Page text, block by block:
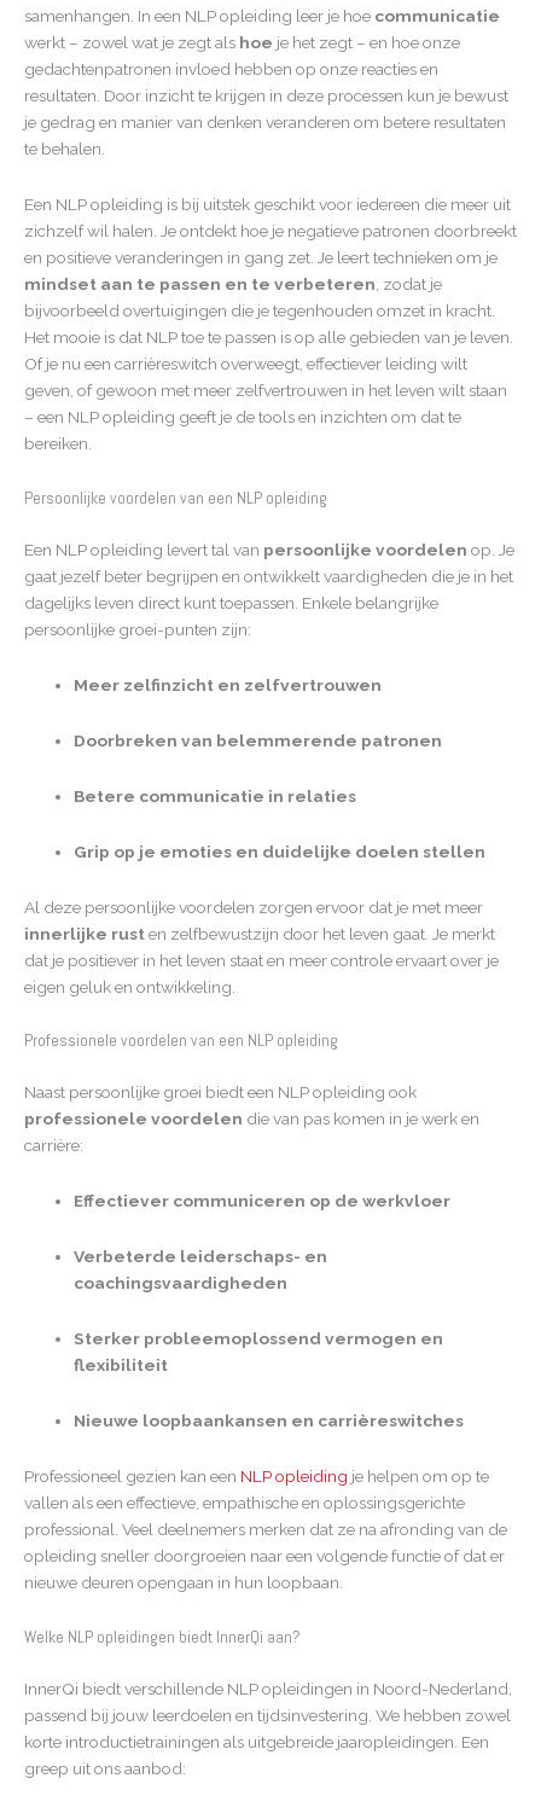
samenhangen. In een NLP opleiding leer je hoe communicatie
werkt – zowel wat je zegt als hoe je het zegt – en hoe onze
gedachtenpatronen invloed hebben op onze reacties en
resultaten. Door inzicht te krijgen in deze processen kun je bewust
je gedrag en manier van denken veranderen om betere resultaten
te behalen.
Een NLP opleiding is bij uitstek geschikt voor iedereen die meer uit
zichzelf wil halen. Je ontdekt hoe je negatieve patronen doorbreekt
en positieve veranderingen in gang zet. Je leert technieken om je
mindset aan te passen en te verbeteren , zodat je
bijvoorbeeld overtuigingen die je tegenhouden omzet in kracht.
Het mooie is dat NLP toe te passen is op alle gebieden van je leven.
Of je nu een carrièreswitch overweegt, effectiever leiding wilt
geven, of gewoon met meer zelfvertrouwen in het leven wilt staan
– een NLP opleiding geeft je de tools en inzichten om dat te
bereiken.
Persoonlijke voordelen van een NLP opleiding
Een NLP opleiding levert tal van persoonlijke voordelen op. Je
gaat jezelf beter begrijpen en ontwikkelt vaardigheden die je in het
dagelijks leven direct kunt toepassen. Enkele belangrijke
persoonlijke groei-punten zijn:
Meer zelfinzicht en zelfvertrouwen
Doorbreken van belemmerende patronen
Betere communicatie in relaties
Grip op je emoties en duidelijke doelen stellen
Al deze persoonlijke voordelen zorgen ervoor dat je met meer
innerlijke rusten zelfbewustzijn door het leven gaat. Je merkt
dat je positiever in het leven staat en meer controle ervaart over je
eigen geluk en ontwikkeling.
Professionele voordelen van een NLP opleiding
Naast persoonlijke groei biedt een NLP opleiding ook
professionele voordelen die van pas komen in je werk en
carrière:
Effectiever communiceren op de werkvloer
Verbeterde leiderschaps- en
coachingsvaardigheden
Sterker probleemoplossend vermogen en
flexibiliteit
Nieuwe loopbaankansen en carrièreswitches
Professioneel gezien kan een NLP opleiding je helpen om op te
vallen als een effectieve, empathische en oplossingsgerichte
professional. Veel deelnemers merken dat ze na afronding van de
opleiding sneller doorgroeien naar een volgende functie of dat er
nieuwe deuren opengaan in hun loopbaan.
Welke NLP opleidingen biedt InnerQi aan?
InnerQi biedt verschillende NLP opleidingen in Noord-Nederland,
passend bij jouw leerdoelen en tijdsinvestering. We hebben zowel
korte introductietrainingen als uitgebreide jaaropleidingen. Een
greep uit ons aanbod: